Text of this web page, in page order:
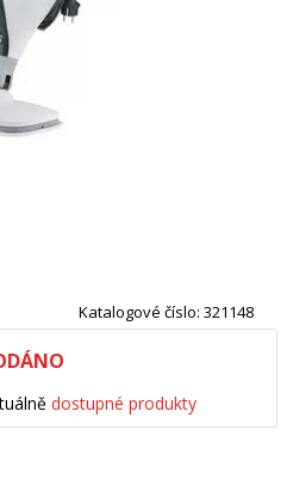
Katalogové číslo: 321148
dostupné produkty